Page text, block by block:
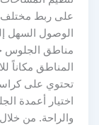
على ربط مختلف
الوصول السهل
مناطق الجلوس
المناطق مكاناً
تحتوي على
اختيار أعمدة
والراحة. من